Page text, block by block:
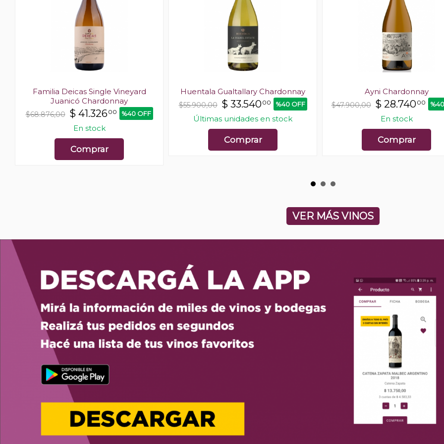
Familia Deicas Single Vineyard
Juanicó Chardonnay
$68.876,00 $ 41.32600 %40 OFF
En stock
Comprar
Huentala Gualtallary Chardonnay
$55.900,00 $ 33.54000 %40 OFF
Últimas unidades en stock
Comprar
Ayni Chardonnay
$47.900,00 $ 28.74000
En stock
Comprar
VER MÁS VINOS